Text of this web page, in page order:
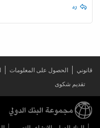
رد
قانوني الحصول على المعلومات
تقديم شكوى